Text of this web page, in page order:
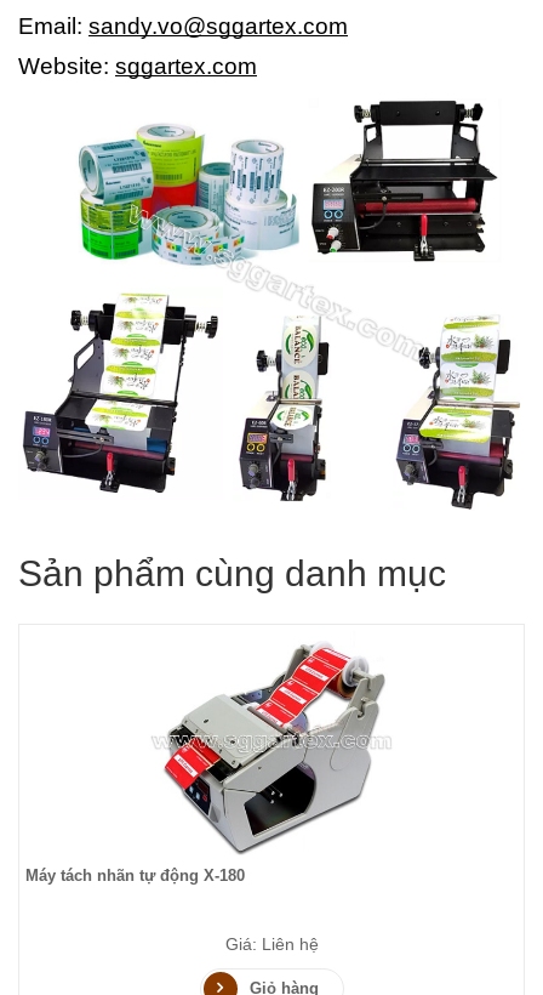
Email: sandy.vo@sggartex.com
Website: sggartex.com
Sản phẩm cùng danh mục
Máy tách nhãn tự động X-180
Giá: Liên hệ
Giỏ hàng